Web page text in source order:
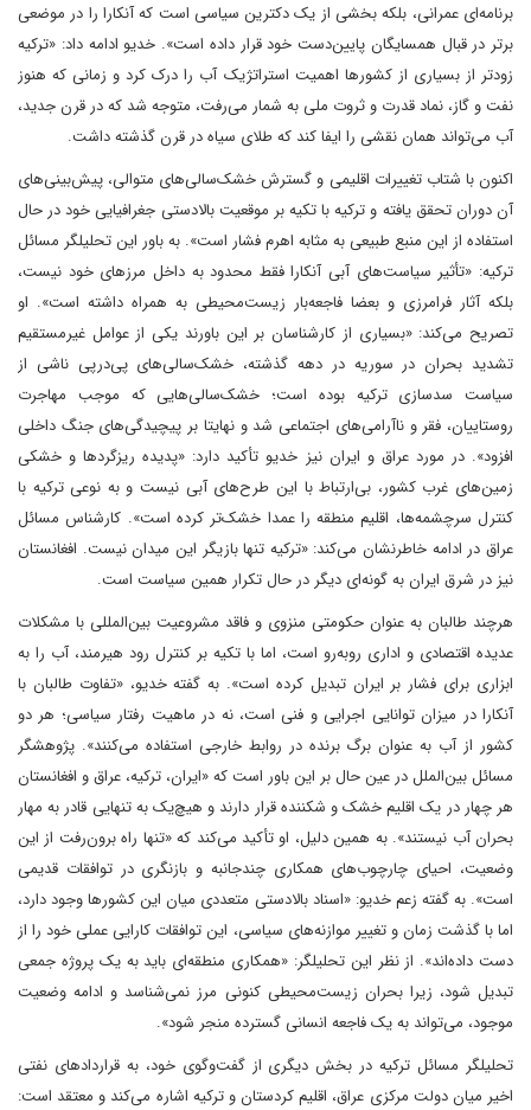
برنامه‌ای عمرانی، بلکه بخشی از یک دکترین سیاسی است که آنکارا را در موضعی
برتر در قبال همسایگان پایین‌دست خود قرار داده است». خدیو ادامه داد: «ترکیه
زودتر از بسیاری از کشورها اهمیت استراتژیک آب را درک کرد و زمانی که هنوز
نفت و گاز، نماد قدرت و ثروت ملی به شمار می‌رفت، متوجه شد که در قرن جدید،
آب می‌تواند همان نقشی را ایفا کند که طلای سیاه در قرن گذشته داشت.
اکنون با شتاب تغییرات اقلیمی و گسترش خشک‌سالی‌های متوالی، پیش‌بینی‌های
آن دوران تحقق ‌یافته و ترکیه با تکیه بر موقعیت بالادستی جغرافیایی خود در حال
استفاده از این منبع طبیعی به مثابه اهرم فشار است». به باور این تحلیلگر مسائل
ترکیه: «تأثیر سیاست‌های آبی آنکارا فقط محدود به داخل مرزهای خود نیست،
بلکه آثار فرامرزی و بعضا فاجعه‌بار زیست‌محیطی به همراه داشته است». او
تصریح می‌کند: «بسیاری از کارشناسان بر این باورند یکی از عوامل غیرمستقیم
تشدید بحران در سوریه در دهه گذشته، خشک‌سالی‌های پی‌درپی ناشی از
سیاست سدسازی ترکیه بوده است؛ خشک‌سالی‌هایی که موجب مهاجرت
روستاییان، فقر و ناآرامی‌های اجتماعی شد و نهایتا بر پیچیدگی‌های جنگ داخلی
افزود». در مورد عراق و ایران نیز خدیو تأکید دارد: «پدیده ریزگردها و خشکی
زمین‌های غرب کشور، بی‌ارتباط با این طرح‌های آبی نیست و به نوعی ترکیه با
کنترل سرچشمه‌ها، اقلیم منطقه را عمدا خشک‌تر کرده است». کارشناس مسائل
عراق در ادامه خاطرنشان می‌کند: «ترکیه تنها بازیگر این میدان نیست. افغانستان
نیز در شرق ایران به گونه‌ای دیگر در حال تکرار همین سیاست است.
هرچند طالبان به عنوان حکومتی منزوی و فاقد مشروعیت بین‌المللی با مشکلات
عدیده اقتصادی و اداری روبه‌رو است، اما با تکیه بر کنترل رود هیرمند، آب را به
ابزاری برای فشار بر ایران تبدیل کرده است». به گفته خدیو، «تفاوت طالبان با
آنکارا در میزان توانایی اجرایی و فنی است، نه در ماهیت رفتار سیاسی؛ هر دو
کشور از آب به عنوان برگ برنده در روابط خارجی استفاده می‌کنند». پژوهشگر
مسائل بین‌الملل در عین حال بر این باور است که «ایران، ترکیه، عراق و افغانستان
هر چهار در یک اقلیم خشک و شکننده قرار دارند و هیچ‌یک به تنهایی قادر به مهار
بحران آب نیستند». به همین دلیل، او تأکید می‌کند که «تنها راه برون‌رفت از این
وضعیت، احیای چارچوب‌های همکاری چندجانبه و بازنگری در توافقات قدیمی
است». به گفته زعم خدیو: «اسناد بالادستی متعددی میان این کشورها وجود دارد،
اما با گذشت زمان و تغییر موازنه‌های سیاسی، این توافقات کارایی عملی خود را از
دست داده‌اند». از نظر این تحلیلگر: «همکاری منطقه‌ای باید به یک پروژه جمعی
تبدیل شود، زیرا بحران زیست‌محیطی کنونی مرز نمی‌شناسد و ادامه وضعیت
موجود، می‌تواند به یک فاجعه انسانی گسترده منجر شود».
تحلیلگر مسائل ترکیه در بخش دیگری از گفت‌وگوی خود، به قراردادهای نفتی
اخیر میان دولت مرکزی عراق، اقلیم کردستان و ترکیه اشاره می‌کند و معتقد است: